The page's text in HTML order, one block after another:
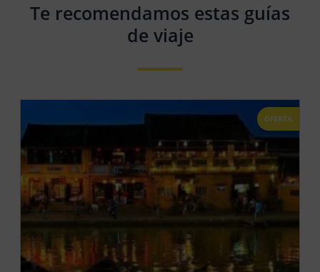
Te recomendamos estas guías
de viaje
OFERTA